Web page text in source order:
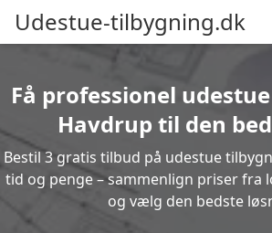
Udestue-tilbygning.dk
Få professionel
Havdrup til den
Bestil 3 gratis tilbud på udestue
tid og penge – sammenlign priser fra
og vælg den bedste